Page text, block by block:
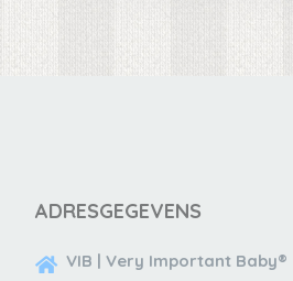
ADRESGEGEVENS
VIB | Very Important Baby®